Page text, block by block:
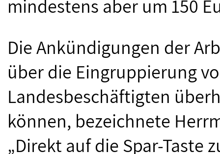
mindestens aber um 150
Die Ankündigungen der
über die Eingruppierung
Landesbeschäftigten
können, bezeichnete
„Direkt auf die Spar-Taste